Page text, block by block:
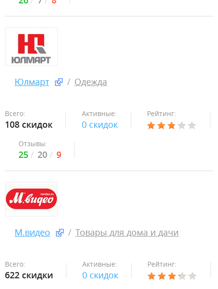
Юлмарт Одежда
Всего:
108 скидок
Активные:
0 скидок
Рейтинг:
Отзывы:
25 20 9
М.видео Товары для дома и дачи
Всего:
622 скидки
Активные:
0 скидок
Рейтинг: